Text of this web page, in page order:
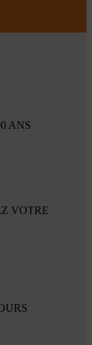
ANS
VOTRE